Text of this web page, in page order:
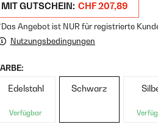
MIT GUTSCHEIN: CHF 207,89
Angebot ist NUR für registrierte
Nutzungsbedingungen
Edelstahl
Verfügbar
Schwarz